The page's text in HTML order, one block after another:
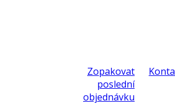
Zopakovat
poslední
objednávku